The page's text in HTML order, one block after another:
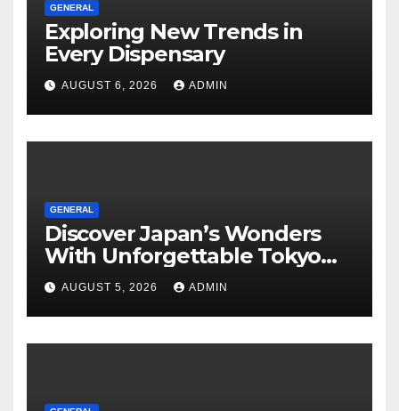
GENERAL
Exploring New Trends in
Every Dispensary
AUGUST 6, 2026 ADMIN
GENERAL
Discover Japan’s Wonders
With Unforgettable Tokyo
Tours For Every Traveler
AUGUST 5, 2026 ADMIN